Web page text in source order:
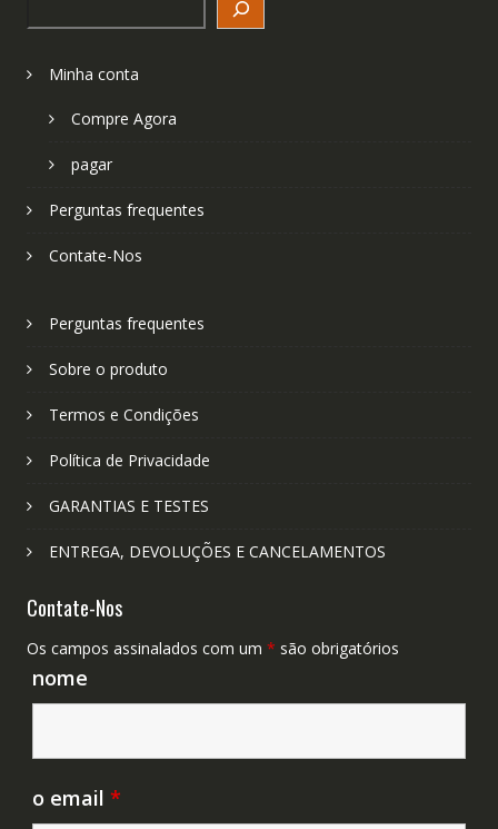
Minha conta
Compre Agora
pagar
Perguntas frequentes
Contate-Nos
Perguntas frequentes
Sobre o produto
Termos e Condições
Política de Privacidade
GARANTIAS E TESTES
ENTREGA, DEVOLUÇÕES E CANCELAMENTOS
Contate-Nos
Os campos assinalados com um * são obrigatórios
nome
o email *